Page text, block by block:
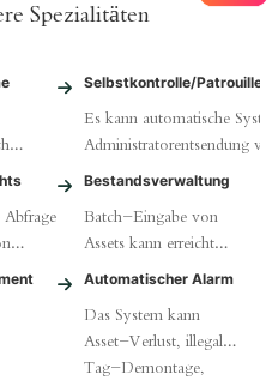
Spezialitäten
Selbstkontrolle/
Es kann automatische
Administratorentsendung von
Selbstinspektions-/
Personal kann sie schnell im
aufzeichnen
Abfrage
Bestandsverwaltung
Batch-Eingabe von
Assets kann erreicht
werden, und die
von Assets können
durch automatisches
Scannen und
Automatischer Alarm
Das System kann
Asset-Verlust, illegale
Tag-Demontage,